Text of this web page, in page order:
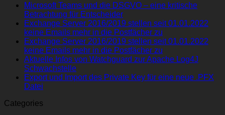
Microsoft Teams und die DSGVO – eine kritische
Betrachtung für Entscheider
Exchange Server 2016/2019 stellen seit 01.01.2022
keine Emails mehr in die Postfächer zu
Exchange Server 2016/2019 stellen seit 01.01.2022
keine Emails mehr in die Postfächer zu
Aktuelle Infos von Watchguard zur Apache Log4J
Schwachstelle
Export und Import des Private Key für eine neue .PFX
Datei
Categories